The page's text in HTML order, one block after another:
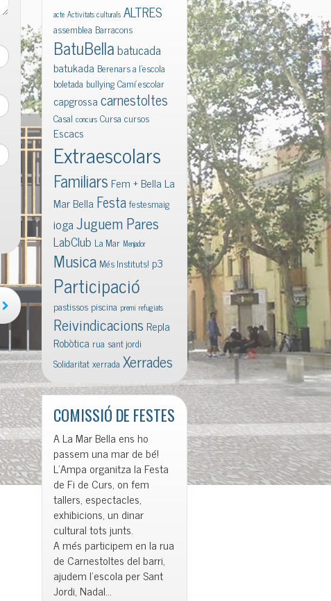
acte Activitats culturals ALTRES
assemblea Barracons
BatuBellabatucada
batukada Berenars a l'escola
boletada bullyingCamí escolar
capgrossacarnestoltes
Casal concurs Cursa cursos
Escacs
Extraescolars
Familiars Fem + Bella La
Mar Bella Festafestesmaig
iogaJuguem Pares
LabClub La Mar Menjador
Musica Més Instituts! p3
Participació
pastissos piscina premi refugiats
Reivindicacions Repla
Robòtica rua sant jordi
Solidaritatxerrada Xerrades
COMISSIÓ DE FESTES
A La Mar Bella ens ho
passem una mar de bé!
L’Ampa organitza la Festa
de Fi de Curs, on fem
tallers, espectacles,
exhibicions, un dinar
cultural tots junts.
A més participem en la rua
de Carnestoltes del barri,
ajudem l’escola per Sant
Jordi, Nadal…